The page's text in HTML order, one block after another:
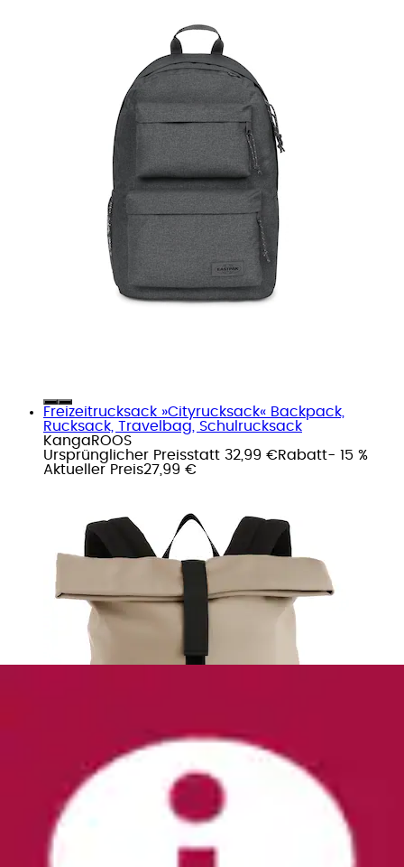
Freizeitrucksack »Cityrucksack« Backpack,
Rucksack, Travelbag, Schulrucksack
KangaROOS
Ursprünglicher Preisstatt 32,99 €Rabatt- 15 %
Aktueller Preis27,99 €